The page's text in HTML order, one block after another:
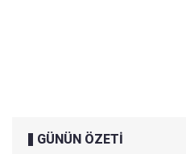
GÜNÜN ÖZETİ